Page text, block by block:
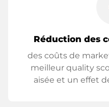
Réduction des
des coûts de
meilleur quality
aisée et un effet